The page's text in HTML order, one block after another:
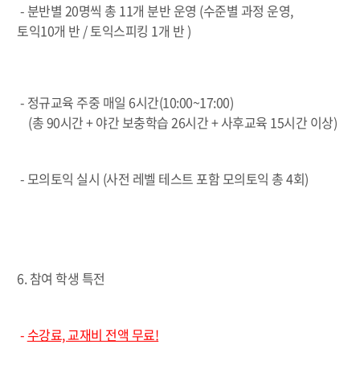
- 분반별 20명씩 총 11개 분반 운영 (수준별 과정 운영,
토익10개 반 / 토익스피킹 1개 반 )
- 정규교육 주중 매일 6시간(10:00~17:00)
(총 90시간 + 야간 보충학습 26시간 + 사후교육 15시간 이상)
- 모의토익 실시 (사전 레벨 테스트 포함 모의토익 총 4회)
6. 참여 학생 특전
-수강료, 교재비 전액 무료!